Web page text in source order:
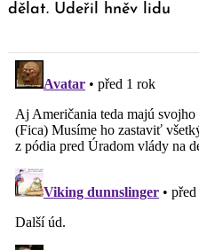
dělat. Udeřil hněv lidu